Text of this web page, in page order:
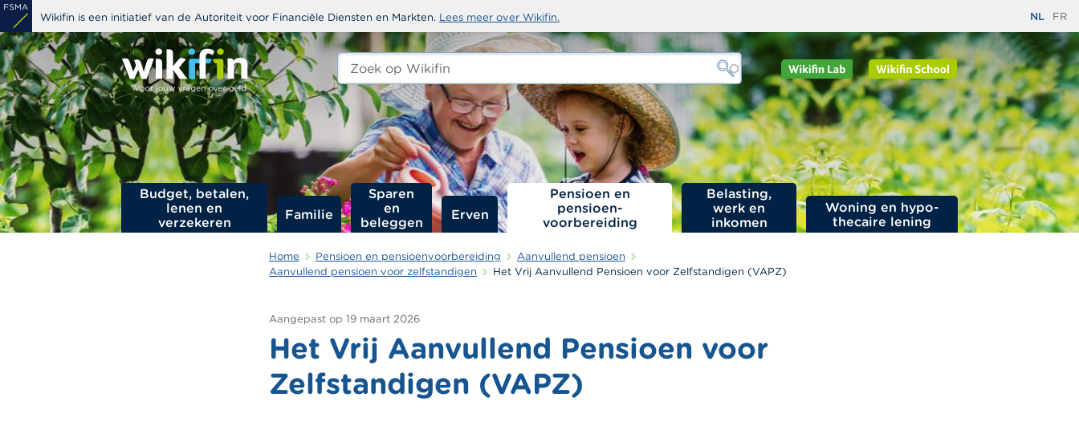
Overslaan
en
naar
de
inhoud
gaan
Wikifin is een initiatief van de Autoriteit voor Financiële Diensten en Markten. Lees meer over Wikifin. NL FR
Zoeken
edit-
Budget, betalen,
lenen en
verzekeren
Familie
Sparen
en
beleggen
Erven
Pensioen en
pensioen­
voorbereiding
Belasting,
werk en
inkomen
Woning en hypo­
thecaire lening
Home Pensioen en pensioenvoorbereiding
Aanvullend pensioen
Aanvullend pensioen voor zelfstandigen
Het Vrij Aanvullend Pensioen voor Zelfstandigen (VAPZ)
Aangepast op 19 maart 2026
Het Vrij Aanvullend Pensioen voor
Zelfstandigen (VAPZ)